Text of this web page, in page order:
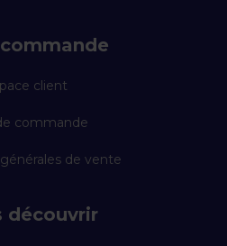
client
commande
de vente
découvrir